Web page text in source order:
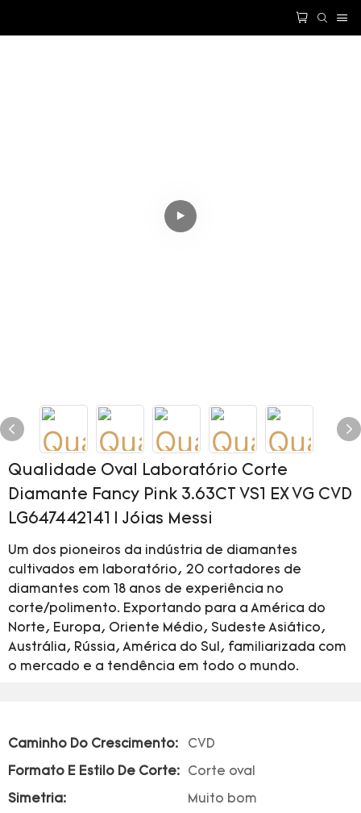
Qualidade Oval Laboratório Corte
Diamante Fancy Pink 3.63CT VS1 EX VG CVD
LG647442141 | Jóias Messi
Um dos pioneiros da indústria de diamantes
cultivados em laboratório, 20 cortadores de
diamantes com 18 anos de experiência no
corte/polimento. Exportando para a América do
Norte, Europa, Oriente Médio, Sudeste Asiático,
Austrália, Rússia, América do Sul, familiarizada com
o mercado e a tendência em todo o mundo.
Caminho Do Crescimento: CVD
Formato E Estilo De Corte: Corte oval
Simetria: Muito bom